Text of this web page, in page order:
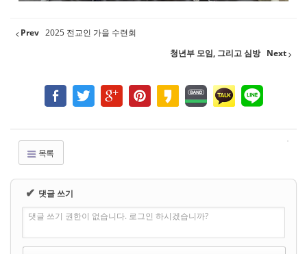
Prev 2025 전교인 가을 수련회
청년부 모임, 그리고 심방 Next
목록
✔ 댓글 쓰기
댓글 쓰기 권한이 없습니다. 로그인 하시겠습니까?